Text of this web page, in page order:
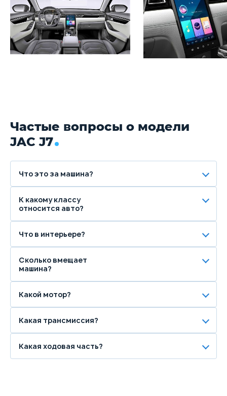
Частые вопросы о модели
JAC J7
Что это за машина?
К какому классу
относится авто?
Что в интерьере?
Сколько вмещает
машина?
Какой мотор?
Какая трансмиссия?
Какая ходовая часть?